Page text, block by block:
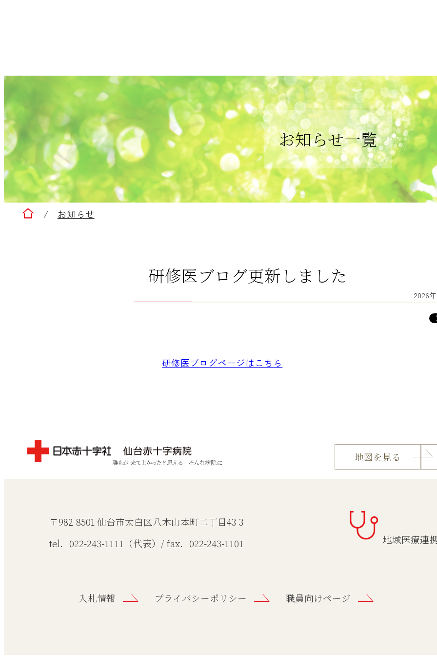
お知らせ一覧
仙台赤十字病院
/ お知らせ
研修医ブログ更新しました
2026
研修医ブログページはこちら
地図を見る
〒982-8501 仙台市太白区八木山本町二丁目43-3
tel．022-243-1111（代表）/ fax．022-243-1101
地域医療連
入札情報 プライバシーポリシー 職員向けページ